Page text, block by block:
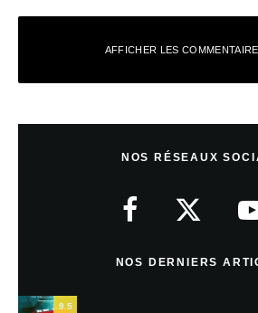
AFFICHER LES
NOS RÉSEAUX
NOS DERNIERS
9.5